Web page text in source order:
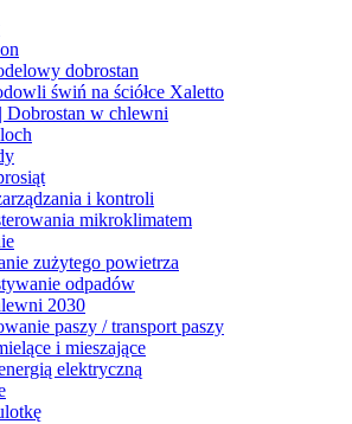
dobrostan
świń na ściółce Xaletto
Dobrostan w chlewni
i kontroli
mikroklimatem
zużytego powietrza
odpadów
2030
paszy / transport paszy
i mieszające
elektryczną